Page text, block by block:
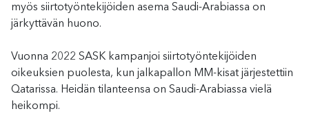
myös siirtotyöntekijöiden asema Saudi-Arabiassa on
järkyttävän huono.
Vuonna 2022 SASK kampanjoi siirtotyöntekijöiden
oikeuksien puolesta, kun jalkapallon MM-kisat järjestettiin
Qatarissa. Heidän tilanteensa on Saudi-Arabiassa vielä
heikompi.